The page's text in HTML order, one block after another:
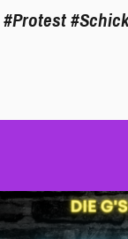
#Protest